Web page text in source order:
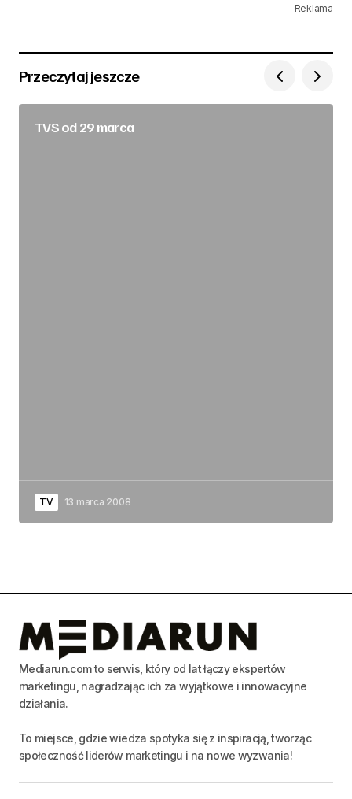
Reklama
Przeczytaj jeszcze
TVS od 29 marca
TV 13 marca 2008
Mediarun.com to serwis, który od lat łączy ekspertów
marketingu, nagradzając ich za wyjątkowe i innowacyjne
działania.
To miejsce, gdzie wiedza spotyka się z inspiracją, tworząc
społeczność liderów marketingu i na nowe wyzwania!